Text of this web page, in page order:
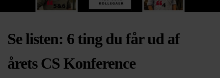
Se listen: 6 ting du får ud af
årets CS Konference